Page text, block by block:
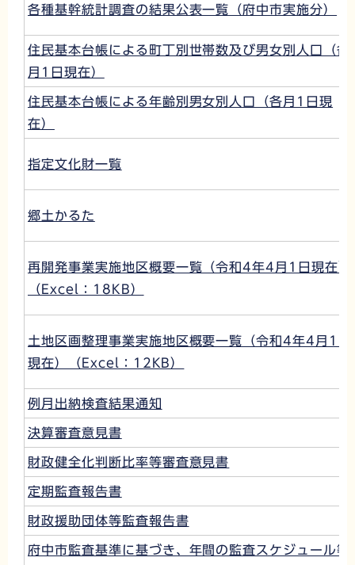
各種基幹統計調査の結果公表一覧（府中市実施分）
住民基本台帳による町丁別世帯数及び男女別人口（各
月1日現在）
住民基本台帳による年齢別男女別人口（各月1日現
在）
指定文化財一覧
郷土かるた
再開発事業実施地区概要一覧（令和4年4月1日現在）
（Excel：18KB）
土地区画整理事業実施地区概要一覧（令和4年4月1日
現在）（Excel：12KB）
例月出納検査結果通知
決算審査意見書
財政健全化判断比率等審査意見書
定期監査報告書
財政援助団体等監査報告書
府中市監査基準に基づき、年間の監査スケジュール等